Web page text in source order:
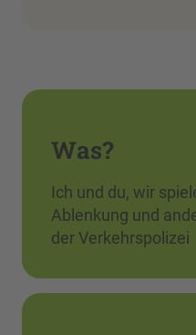
Was?
Ich und du, wir
Ablenkung und
der Verkehrspolizei